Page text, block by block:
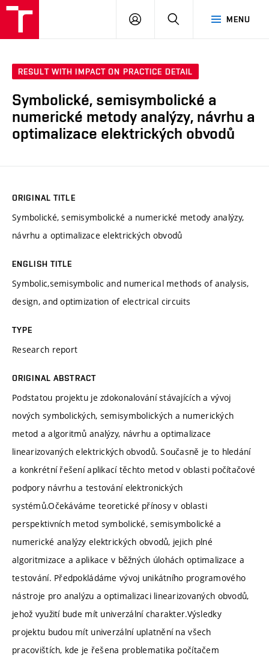
MENU
LOG
SEARCH
RESULT WITH IMPACT ON PRACTICE DETAIL
Symbolické, semisymbolické a
numerické metody analýzy, návrhu a
optimalizace elektrických obvodů
ORIGINAL TITLE
Symbolické, semisymbolické a numerické metody analýzy,
návrhu a optimalizace elektrických obvodů
ENGLISH TITLE
Symbolic,semisymbolic and numerical methods of analysis,
design, and optimization of electrical circuits
TYPE
Research report
ORIGINAL ABSTRACT
Podstatou projektu je zdokonalování stávajících a vývoj
nových symbolických, semisymbolických a numerických
metod a algoritmů analýzy, návrhu a optimalizace
linearizovaných elektrických obvodů. Současně je to hledání
a konkrétní řešení aplikací těchto metod v oblasti počítačové
podpory návrhu a testování elektronických
systémů.Očekáváme teoretické přínosy v oblasti
perspektivních metod symbolické, semisymbolické a
numerické analýzy elektrických obvodů, jejich plné
algoritmizace a aplikace v běžných úlohách optimalizace a
testování. Předpokládáme vývoj unikátního programového
nástroje pro analýzu a optimalizaci linearizovaných obvodů,
jehož využití bude mít univerzální charakter.Výsledky
projektu budou mít univerzální uplatnění na všech
pracovištích, kde je řešena problematika počítačem